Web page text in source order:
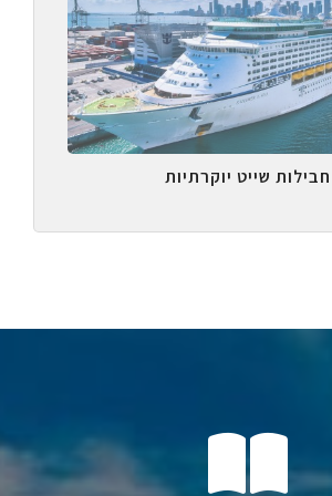
חבילות שייט יוקרתיות